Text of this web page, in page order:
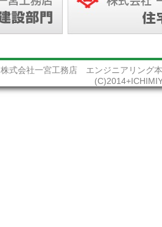
株式会社一宮工務店 エンジニアリン